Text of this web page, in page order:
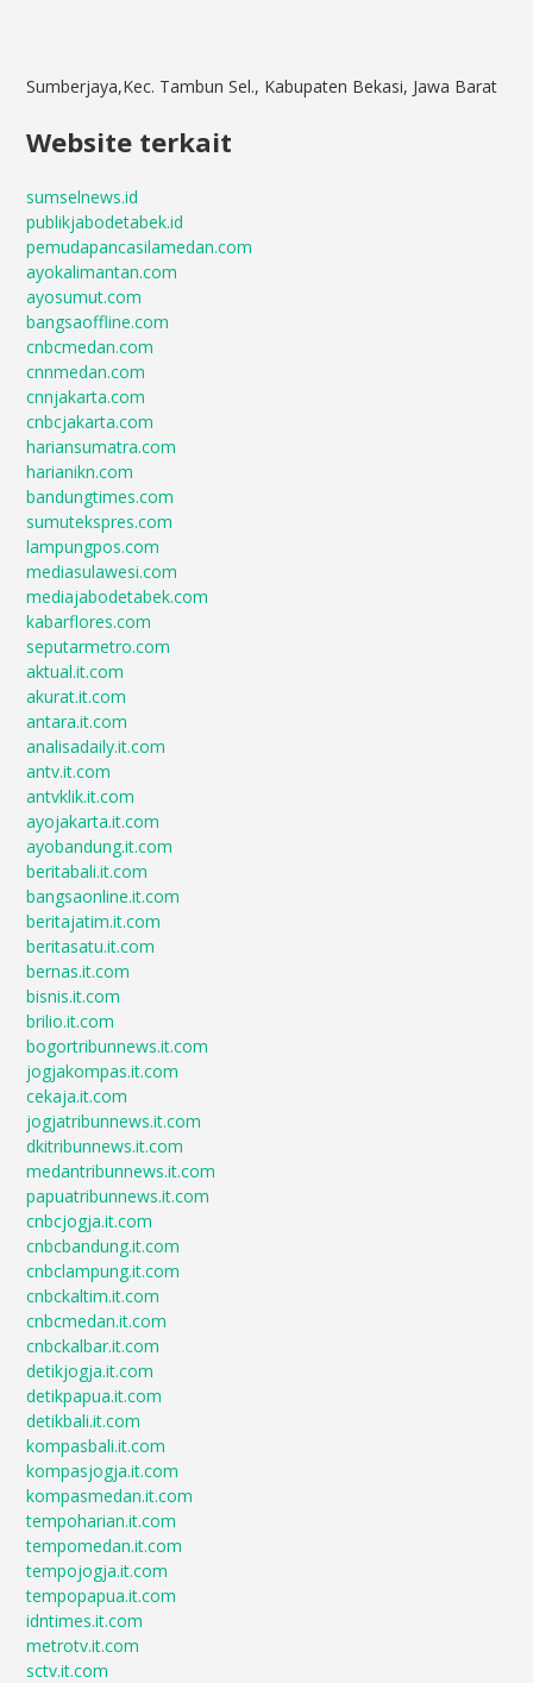
Sumberjaya,Kec. Tambun Sel., Kabupaten Bekasi, Jawa Barat
Website terkait
sumselnews.id
publikjabodetabek.id
pemudapancasilamedan.com
ayokalimantan.com
ayosumut.com
bangsaoffline.com
cnbcmedan.com
cnnmedan.com
cnnjakarta.com
cnbcjakarta.com
hariansumatra.com
harianikn.com
bandungtimes.com
sumutekspres.com
lampungpos.com
mediasulawesi.com
mediajabodetabek.com
kabarflores.com
seputarmetro.com
aktual.it.com
akurat.it.com
antara.it.com
analisadaily.it.com
antv.it.com
antvklik.it.com
ayojakarta.it.com
ayobandung.it.com
beritabali.it.com
bangsaonline.it.com
beritajatim.it.com
beritasatu.it.com
bernas.it.com
bisnis.it.com
brilio.it.com
bogortribunnews.it.com
jogjakompas.it.com
cekaja.it.com
jogjatribunnews.it.com
dkitribunnews.it.com
medantribunnews.it.com
papuatribunnews.it.com
cnbcjogja.it.com
cnbcbandung.it.com
cnbclampung.it.com
cnbckaltim.it.com
cnbcmedan.it.com
cnbckalbar.it.com
detikjogja.it.com
detikpapua.it.com
detikbali.it.com
kompasbali.it.com
kompasjogja.it.com
kompasmedan.it.com
tempoharian.it.com
tempomedan.it.com
tempojogja.it.com
tempopapua.it.com
idntimes.it.com
metrotv.it.com
sctv.it.com